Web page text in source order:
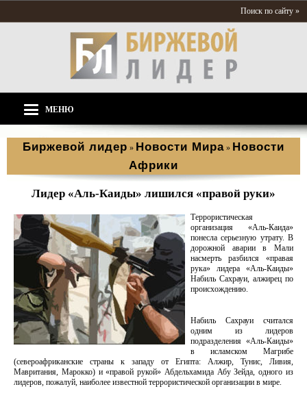
Поиск по сайту »
МЕНЮ
Биржевой лидер » Новости Мира » Новости
Африки
Лидер «Аль-Каиды» лишился «правой руки»
Террористическая
организация «Аль-Каида»
понесла серьезную утрату. В
дорожной аварии в Мали
насмерть разбился «правая
рука» лидера «Аль-Каиды»
Набиль Сахрауи, алжирец по
происхождению.
Набиль Сахрауи считался
одним из лидеров
подразделения «Аль-Каиды»
в исламском Магрибе
(североафриканские страны к западу от Египта: Алжир, Тунис, Ливия,
Мавритания, Марокко) и «правой рукой» Абдельхамида Абу Зейда, одного из
лидеров, пожалуй, наиболее известной террористической организации в мире.